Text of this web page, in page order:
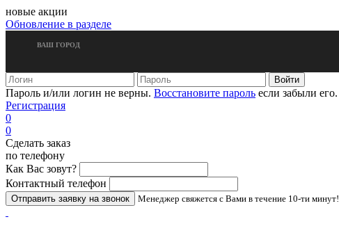
новые акции
Обновление в разделе
ВАШ ГОРОД
Пароль и/или логин не верны. Восстановите пароль если забыли его.
Регистрация
0
0
Сделать заказ
по телефону
Как Вас зовут?
Контактный телефон
Менеджер свяжется с Вами в течение 10-ти минут!